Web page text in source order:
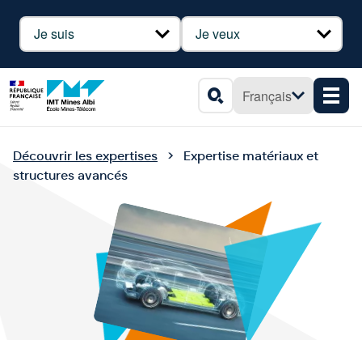
Profil Besoin
Rechercher
Français
Découvrir les expertises
Expertise matériaux et
structures avancés